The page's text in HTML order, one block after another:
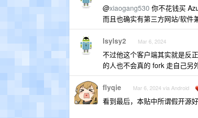
@xiaogang530 你不花钱买
而且也确实有第三方网站/软件
lsylsy2 Mar 6, 2024
不过他这个客户端其实就是反
的人也不会真的 fork 走自己另
flyqie Mar 6, 2024 via Android
看到最后，本贴中所谓假开源